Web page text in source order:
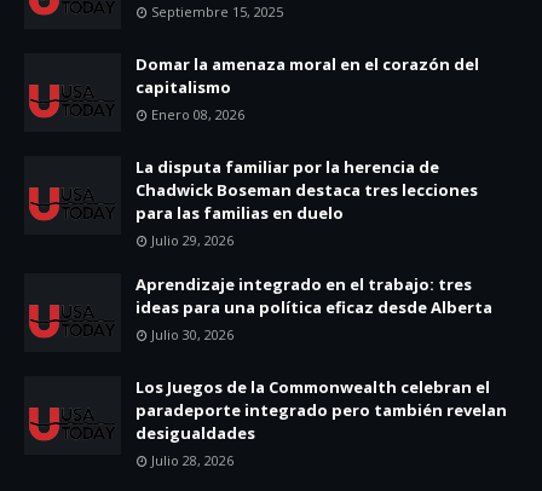
Septiembre 15, 2025
Domar la amenaza moral en el corazón del
capitalismo
Enero 08, 2026
La disputa familiar por la herencia de
Chadwick Boseman destaca tres lecciones
para las familias en duelo
Julio 29, 2026
Aprendizaje integrado en el trabajo: tres
ideas para una política eficaz desde Alberta
Julio 30, 2026
Los Juegos de la Commonwealth celebran el
paradeporte integrado pero también revelan
desigualdades
Julio 28, 2026